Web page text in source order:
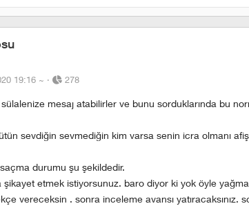
19:16 ~ · 278
mesaj atabilirler ve bunu sorduklarında bu
sevdiğin sevmediğin kim varsa senin icra olmanı
durumu şu şekildedir.
şikayet etmek istiyorsunuz. baro diyor ki yok öyle
vereceksin . sonra inceleme avansı yatıracaksınız.